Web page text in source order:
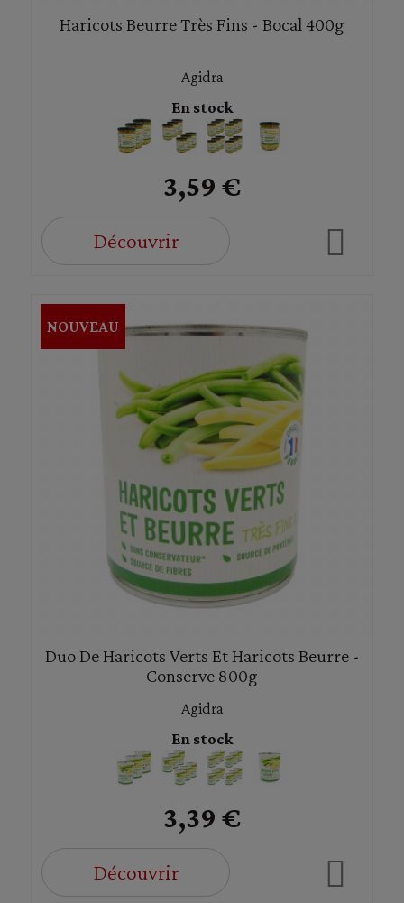
Haricots Beurre Très Fins - Bocal 400g
Agidra
En stock
3,59 €
Découvrir
Duo De Haricots Verts Et Haricots Beurre -
Conserve 800g
Agidra
En stock
3,39 €
Découvrir
NOUVEAU